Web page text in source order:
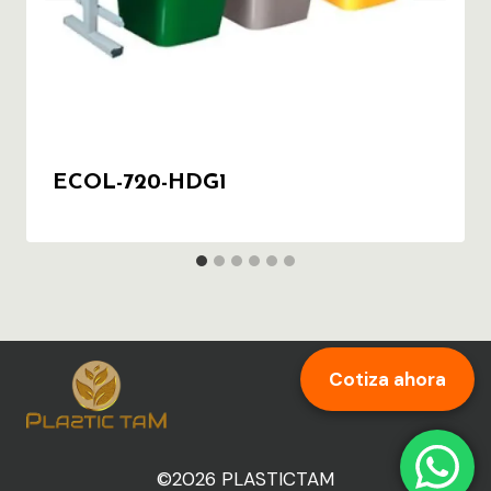
ECOL-720-HDG1
©2026 PLASTICTAM
Cotiza ahora